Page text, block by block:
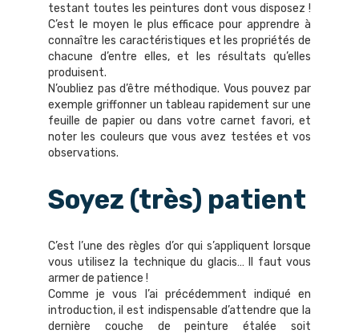
testant toutes les peintures dont vous disposez !
C’est le moyen le plus efficace pour apprendre à
connaître les caractéristiques et les propriétés de
chacune d’entre elles, et les résultats qu’elles
produisent.
N’oubliez pas d’être méthodique. Vous pouvez par
exemple griffonner un tableau rapidement sur une
feuille de papier ou dans votre carnet favori, et
noter les couleurs que vous avez testées et vos
observations.
Soyez (très) patient
C’est l’une des règles d’or qui s’appliquent lorsque
vous utilisez la technique du glacis… Il faut vous
armer de patience !
Comme je vous l’ai précédemment indiqué en
introduction, il est indispensable d’attendre que la
dernière couche de peinture étalée soit